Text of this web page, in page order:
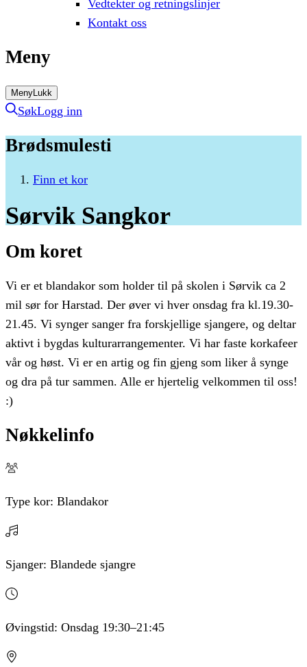
Vedtekter og retningslinjer
Kontakt oss
Meny
MenyLukk
SøkLogg inn
Brødsmulesti
Finn et kor
Sørvik Sangkor
Om koret
Vi er et blandakor som holder til på skolen i Sørvik ca 2
mil sør for Harstad. Der øver vi hver onsdag fra kl.19.30-
21.45. Vi synger sanger fra forskjellige sjangere, og deltar
aktivt i bygdas kulturarrangementer. Vi har faste korkafeer
vår og høst. Vi er en artig og fin gjeng som liker å synge
og dra på tur sammen. Alle er hjertelig velkommen til oss!
:)
Nøkkelinfo
Type kor: Blandakor
Sjanger: Blandede sjangre
Øvingstid: Onsdag 19:30–21:45